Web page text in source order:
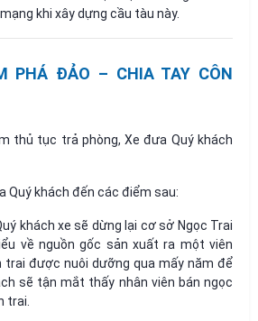
khi xây dựng cầu tàu này.
PHÁ ĐẢO – CHIA TAY CÔN
thủ tục trả phòng, Xe đưa Quý khách
Quý khách đến các điểm sau:
khách xe sẽ dừng lại cơ sở Ngọc Trai
về nguồn gốc sản xuất ra một viên
được nuôi dưỡng qua mấy năm để
sẽ tận mắt thấy nhân viên bán ngọc
trai.